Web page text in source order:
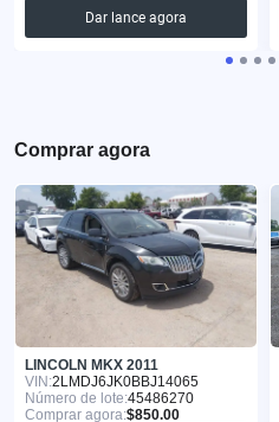
Dar lance agora
Comprar agora
LINCOLN MKX 2011
VIN:2LMDJ6JK0BBJ14065
Número de lote:45486270
Comprar agora:$850.00